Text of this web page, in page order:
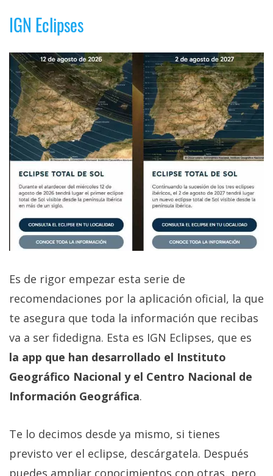
IGN Eclipses
Es de rigor empezar esta serie de
recomendaciones por la aplicación oficial, la que
te asegura que toda la información que recibas
va a ser fidedigna. Esta es IGN Eclipses, que es
la app que han desarrollado el Instituto
Geográfico Nacional y el Centro Nacional de
Información Geográfica.
Te lo decimos desde ya mismo, si tienes
previsto ver el eclipse, descárgatela. Después
puedes ampliar conocimientos con otras, pero